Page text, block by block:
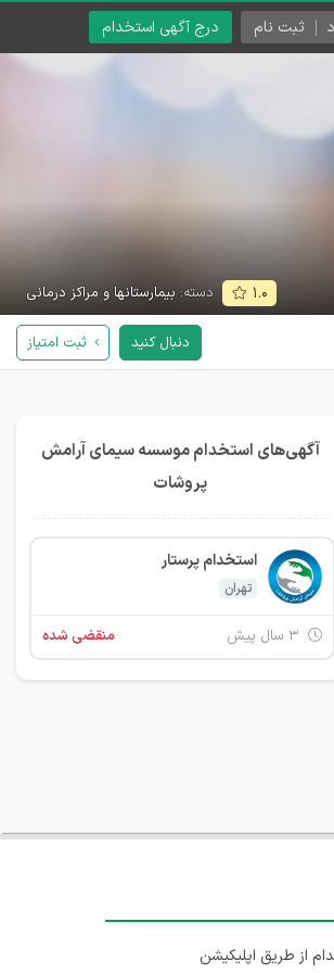
درج آگهی استخدام ثبت نام
۱.۰ دسته: بیمارستانها و مراکز درمانی
دنبال کنید ثبت امتیاز
آگهی‌های استخدام موسسه سیمای آرامش
پروشات
استخدام پرستار
تهران
منقضی شده
از طریق اپلیکیشن